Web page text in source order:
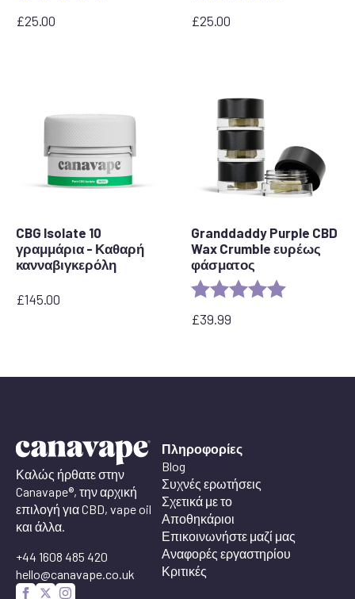
£25.00 £25.00
CBG Isolate 10
γραμμάρια - Καθαρή
κανναβιγκερόλη
£145.00
Granddaddy Purple CBD
Wax Crumble ευρέως
φάσματος
Rating: 5.0 out of 5
£39.99
Καλώς ήρθατε στην
Canavape®, την αρχική
επιλογή για CBD, vape oil
και άλλα.
+44 1608 485 420
hello@canavape.co.uk
Πληροφορίες
Blog
Συχνές ερωτήσεις
Σχετικά με το
Αποθηκάριοι
Επικοινωνήστε μαζί μας
Αναφορές εργαστηρίου
Κριτικές